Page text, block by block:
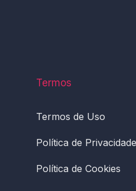
Termos
Termos de Uso
Política de Privacidade
Política de Cookies